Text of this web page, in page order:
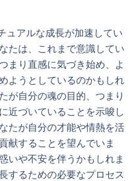
ュアルな成長が加速してい
たは、これまで意識してい
まり直感に気づき始め、よ
ようとしているのかもしれ
が自分の魂の目的、つまり
近づいていることを示唆し
たが自分の才能や情熱を活
献することを望んでいま
いや不安を伴うかもしれま
するための必要なプロセス